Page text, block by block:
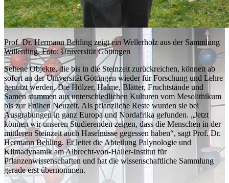
Prof. Dr. Hermann Behling zeigt ein Wellerholz aus der Sammlung
Willerding. Foto: Universität Göttingen
Seltene Objekte, die bis in die Steinzeit zurückreichen, können ab
sofort an der Universität Göttingen wieder für Forschung und Lehre
genutzt werden. Die Hölzer, Halme, Blätter, Fruchtstände und
Samen stammen aus unterschiedlichen Kulturen vom Mesolithikum
bis zur Frühen Neuzeit. Als pflanzliche Reste wurden sie bei
Ausgrabungen in ganz Europa und Nordafrika gefunden. „Jetzt
können wir unseren Studierenden zeigen, dass die Menschen in der
mittleren Steinzeit auch Haselnüsse gegessen haben“, sagt Prof. Dr.
Hermann Behling. Er leitet die Abteilung Palynologie und
Klimadynamik am Albrecht-von-Haller-Institut für
Pflanzenwissenschaften und hat die wissenschaftliche Sammlung
gerade erst übernommen.